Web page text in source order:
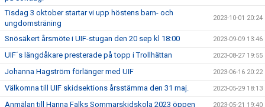
Tisdag 3 oktober startar vi upp höstens barn- och
ungdomsträning
2023-10-01 20:24
Snösäkert årsmöte i UIF-stugan den 20 sep kl 18:00 2023-09-09 13:46
UIF´s längdåkare presterade på topp i Trollhättan 2023-08-27 19:55
Johanna Hagström förlänger med UIF 2023-06-16 20:22
Välkomna till UIF skidsektions årsstämma den 31 maj. 2023-05-29 18:13
Anmälan till Hanna Falks Sommarskidskola 2023 öppen 2023-05-21 19:40